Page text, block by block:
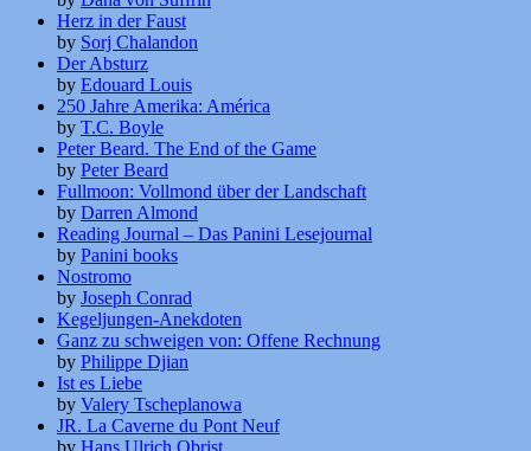
Herz in der Faust
by Sorj Chalandon
Der Absturz
by Edouard Louis
250 Jahre Amerika: América
by T.C. Boyle
Peter Beard. The End of the Game
by Peter Beard
Fullmoon: Vollmond über der Landschaft
by Darren Almond
Reading Journal – Das Panini Lesejournal
by Panini books
Nostromo
by Joseph Conrad
Kegeljungen-Anekdoten
Ganz zu schweigen von: Offene Rechnung
by Philippe Djian
Ist es Liebe
by Valery Tscheplanowa
JR. La Caverne du Pont Neuf